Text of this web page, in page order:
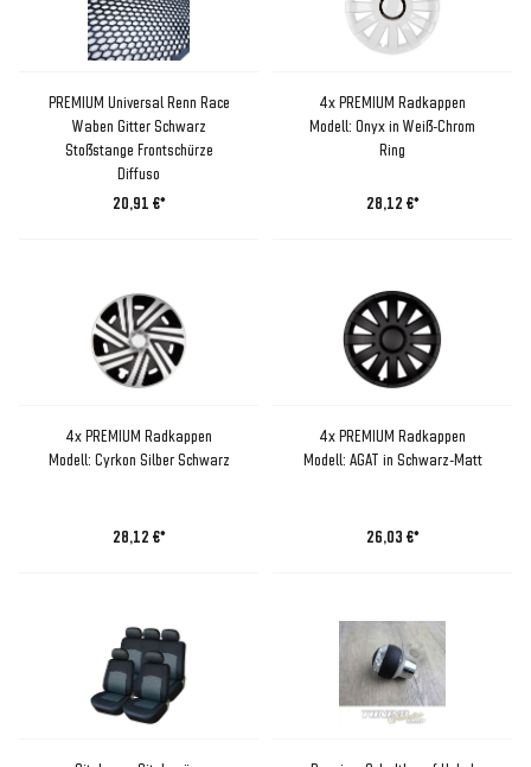
PREMIUM Universal Renn Race
Waben Gitter Schwarz
Stoßstange Frontschürze
Diffuso
20,91 €*
4x PREMIUM Radkappen
Modell: Onyx in Weiß-Chrom
Ring
28,12 €*
4x PREMIUM Radkappen
Modell: Cyrkon Silber Schwarz
28,12 €*
4x PREMIUM Radkappen
Modell: AGAT in Schwarz-Matt
26,03 €*